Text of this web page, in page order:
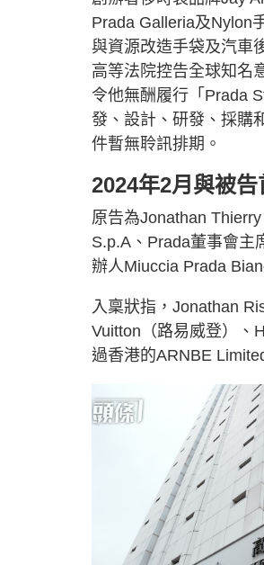
Prada Galleria及Nylon
與資源改造手袋及汽車
高等法院控告全球知名
令他無酬履行「Prada
發、設計、研發、採購
件暫無聆訊排期。
2024年2月與被
原告為Jonathan
S.p.A、Prada董事會主
辦人Miuccia Prada
入稟狀指，Jonathan
Vuitton（路易威登）、
過香港的ARNBE